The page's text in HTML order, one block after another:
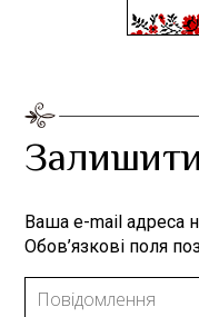
Ваша e-mail адреса
Обов’язкові поля